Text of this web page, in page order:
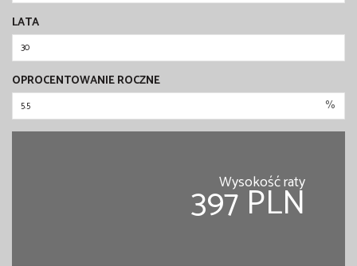
LATA
OPROCENTOWANIE ROCZNE
%
Wysokość raty
397 PLN